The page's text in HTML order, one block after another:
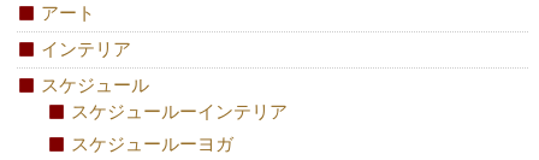
アート
インテリア
スケジュール
スケジュールーインテリア
スケジュールーヨガ